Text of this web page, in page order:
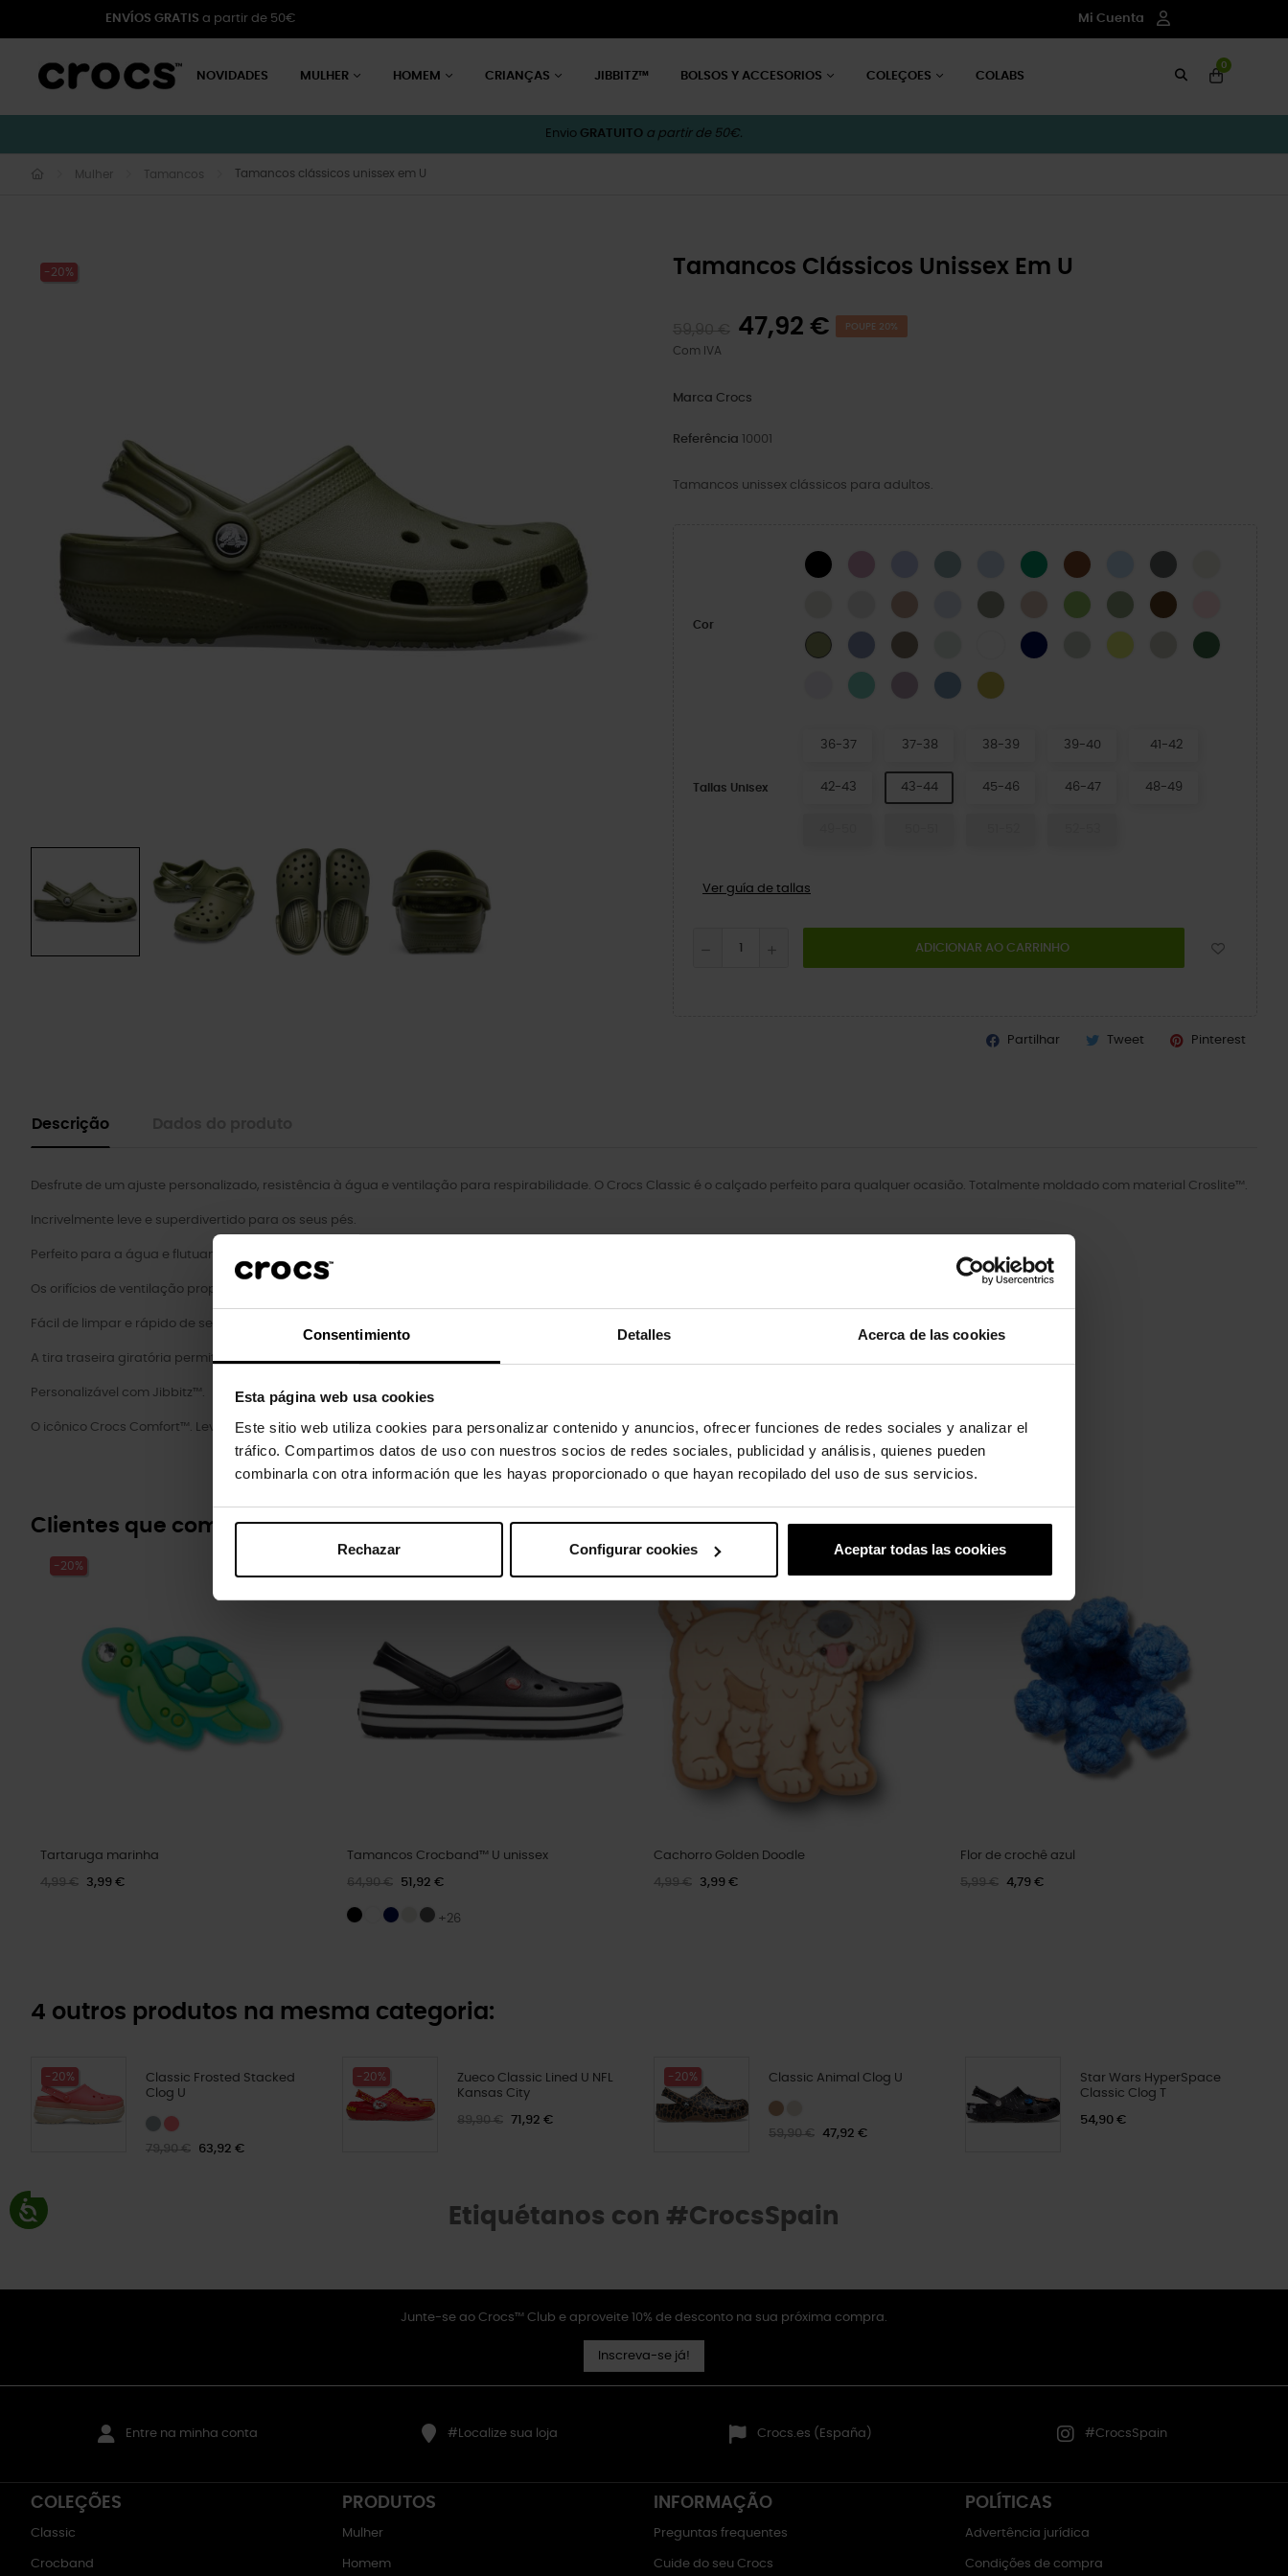
Consentimiento Detalles Acerca de las cookies
Esta página web usa cookies
Este sitio web utiliza cookies para personalizar contenido y anuncios, ofrecer funciones de redes sociales y analizar el
tráfico. Compartimos datos de uso con nuestros socios de redes sociales, publicidad y análisis, quienes pueden
combinarla con otra información que les hayas proporcionado o que hayan recopilado del uso de sus servicios.
Rechazar Configurar cookies Aceptar todas las cookies
ENVÍOS GRATIS a partir de 50€ Mi Cuenta
NOVIDADES MULHER HOMEM CRIANÇAS JIBBITZ™ BOLSOS Y ACCESORIOS COLEÇOES COLABS
0
Envio GRATUITO a partir de 50€.
Mulher Tamancos Tamancos clássicos unissex em U
-20% Tamancos Clássicos Unissex Em U
47,92 € POUPE 20%
Com IVA
Marca Crocs
Referência 10001
Tamancos unissex clássicos para adultos.
Cor
BLACK HydrangeaMystic Purple Blue CalciteGreen IvyCognac Blue FrostCinza Ardósia
Atmosphere Dreamscape
ElephantQuartzKiwi Moss-XCoffee
Exército Verde
Blue HazeTaupe WHITE NAVY SHITAKEAcidity MeteorField Green
Grape IceRetro Dusty LilacAstro BlueMeadow
Tallas Unisex
36-37 37-38 38-39 39-40 41-42
42-43 43-44 45-46 46-47 48-49
Ver guía de tallas
ADICIONAR AO CARRINHO
Partilhar Tweet Pinterest
Descrição
Desfrute de um ajuste personalizado, resistência à água e ventilação para respirabilidade. O Crocs Classic é o calçado perfeito para qualquer ocasião. Totalmente moldado com material Croslite™.
Incrivelmente leve e superdivertido para os seus pés.
Perfeito para a água e flutuante, pesa apenas alguns gramas.
Os orifícios de ventilação proporcionam respirabilidade enquanto absorvem água e sujeira.
Fácil de limpar e rápido de secar.
A tira traseira giratória permite um ajuste mais preciso.
Personalizável com Jibbitz™.
O icônico Crocs Comfort™. Leve. Flexível. Conforto de todos os ângulos.
Clientes que compraram este produto também compraram:
-20%
Tartaruga marinha
4,99 € 3,99 €
Tamancos Crocband™ U unissex
64,90 € 51,92 €
+26
Cachorro Golden Doodle
4,99 € 3,99 €
Flor de crochê azul
5,99 € 4,79 €
4 outros produtos na mesma categoria:
-20%
Classic Frosted Stacked
Clog U
79,90 € 63,92 €
-20%
Zueco Classic Lined U NFL
Kansas City
89,90 € 71,92 €
-20% Classic Animal Clog U
59,90 € 47,92 €
Star Wars HyperSpace
Classic Clog T
54,90 €
Etiquétanos con #CrocsSpain
Junte-se ao Crocs™ Club e aproveite 10% de desconto na sua próxima compra.
Inscreva-se já!
Entre na minha conta #Localize sua loja Crocs.es (España) #CrocsSpain
COLEÇÕES
Classic
Crocband
PRODUTOS
Mulher
Homem
INFORMAÇÃO
Preguntas frequentes
Cuide do seu Crocs
POLÍTICAS
Advertência jurídica
Condições de compra